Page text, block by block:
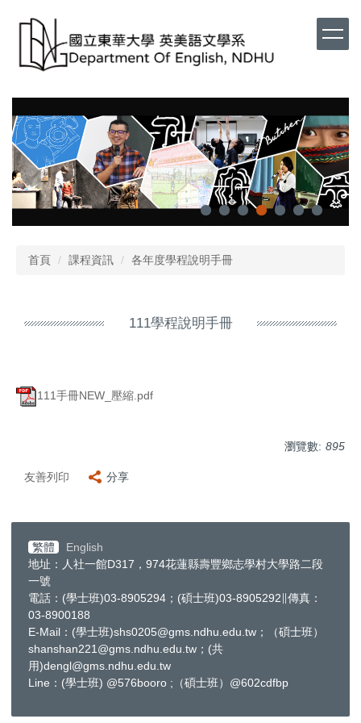
首頁 課程資訊 各年度學程說明手冊
111學程說明手冊
111手冊NEW_壓縮.pdf
瀏覽數: 895
友善列印 分享
繁體
English
地址：人社一館D317，974花蓮縣壽豐鄉志學村大學路二段
一號
電話：(學士班)03-8905294；(碩士班)03-8905292∥傳真：
03-8900188
E-Mail：(學士班)shs0205@gms.ndhu.edu.tw；（碩士班）
shanshan221@gms.ndhu.edu.tw；(共
用)dengl@gms.ndhu.edu.tw
Line：(學士班) @576booro ;（碩士班）@602cdfbp